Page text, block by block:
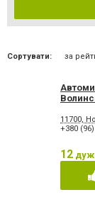
Сортувати: за
11700,
+380 (96)
12